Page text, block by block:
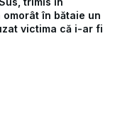
în bătaie un
victima că i-ar fi